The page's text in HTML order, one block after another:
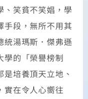
笑貧不笑娼，學
手段，無所不用其
統湯瑪斯．傑弗遜
學的「榮譽榜制
培養頂天立地、
實在令人心嚮往